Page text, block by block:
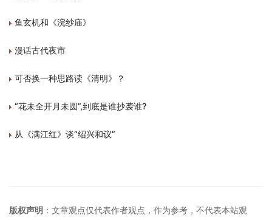
鱼玄机和《浣纱庙》
漫话古代夜市
可否换一种思路读《清明》？
“花未全开月未圆”,到底是谁抄袭谁?
从《满江红》谈“绍兴和议”
版权声明 ：文章观点仅代表作者观点，作为参考，不代表本站观